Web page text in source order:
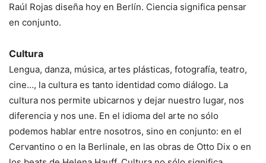
Raúl Rojas diseña hoy en Berlín. Ciencia significa pensar
en conjunto.
Cultura
Lengua, danza, música, artes plásticas, fotografía, teatro,
cine…, la cultura es tanto identidad como diálogo. La
cultura nos permite ubicarnos y dejar nuestro lugar, nos
diferencia y nos une. En el idioma del arte no sólo
podemos hablar entre nosotros, sino en conjunto: en el
Cervantino o en la Berlinale, en las obras de Otto Dix o en